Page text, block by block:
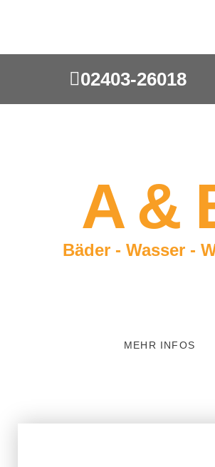
02403-26018
A &
Bäder - Wasser -
MEHR INFOS